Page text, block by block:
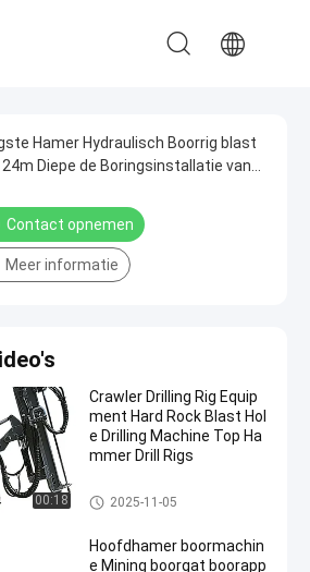
Hamer Hydraulisch Boorrig blast
24m Diepe de Boringsinstallatie van
Contact opnemen
Meer informatie
00:18
Crawler Drilling Rig Equip
ment Hard Rock Blast Hol
e Drilling Machine Top Ha
mmer Drill Rigs
Top Hammer DTH-boorinstall
atie
2025-11-05
Hoofdhamer boormachin
e Mining boorgat boorapp